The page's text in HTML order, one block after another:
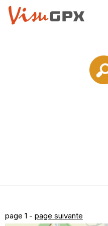
page 1 - page suivante